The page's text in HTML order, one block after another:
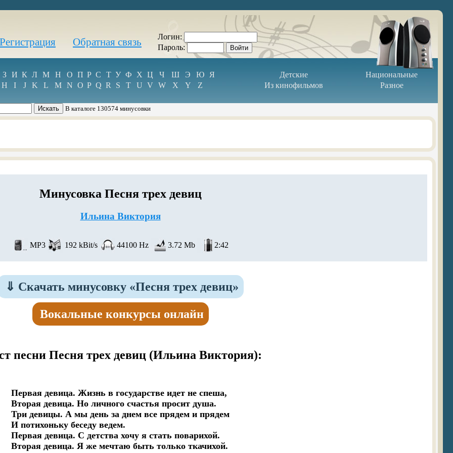
Регистрация Обратная связь
Логин:
Пароль:
З И К Л М Н О П Р С Т У Ф Х Ц Ч Ш Э Ю Я Детские
Национальные
H
I J K L M N O P Q R S T U V W X Y Z Из кинофильмов Разное
В каталоге 130574 минусовки
Минусовка Песня трех девиц
Ильина Виктория
MP3 192 kBit/s 44100 Hz 3.72 Mb 2:42
⇓ Скачать минусовку «Песня трех девиц»
Вокальные конкурсы онлайн
песни Песня трех девиц(Ильина Виктория):
Первая девица. Жизнь в государстве идет не спеша,
Вторая девица. Но личного счастья просит душа.
Три девицы. А мы день за днем все прядем и прядем
И потихоньку беседу ведем.
Первая девица. С детства хочу я стать поварихой.
Вторая девица. Я же мечтаю быть только ткачихой.